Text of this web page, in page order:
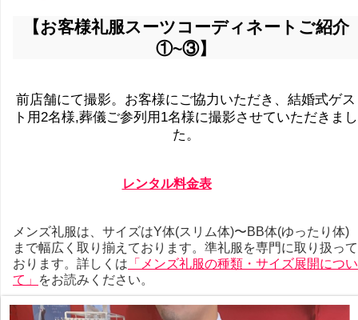
【お客様礼服スーツコーディネートご紹介
①~③】
前店舗にて撮影。お客様にご協力いただき、結婚式ゲス
ト用2名様,葬儀ご参列用1名様に撮影させていただきまし
た。
レンタル料金表
メンズ礼服は、サイズはY体(スリム体)〜BB体(ゆったり体)
まで幅広く取り揃えております。準礼服を専門に取り扱って
おります。詳しくは 「メンズ礼服の種類・サイズ展開につい
て」
をお読みください。